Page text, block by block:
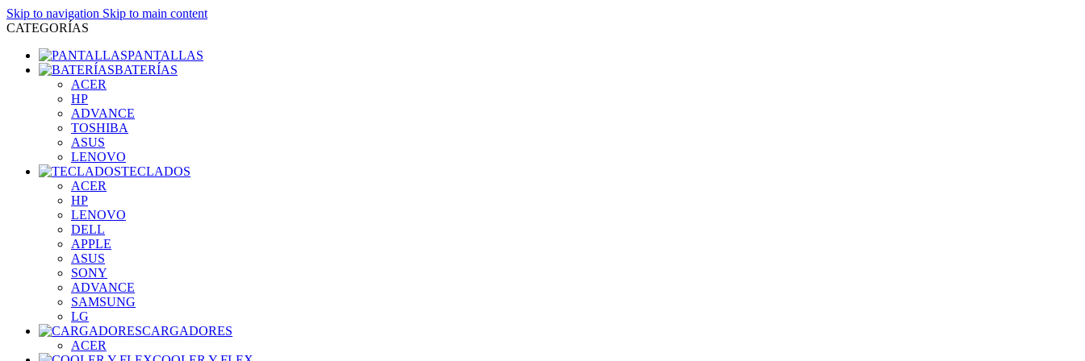
Skip to navigation Skip to main content
CATEGORÍAS
PANTALLAS
BATERÍAS
ACER
HP
ADVANCE
TOSHIBA
ASUS
LENOVO
TECLADOS
ACER
HP
LENOVO
DELL
APPLE
ASUS
SONY
ADVANCE
SAMSUNG
LG
CARGADORES
ACER